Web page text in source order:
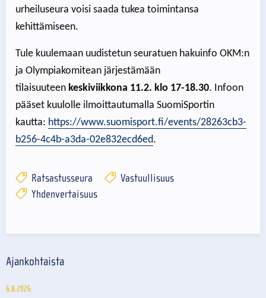
urheiluseura voisi saada tukea toimintansa
kehittämiseen.
Tule kuulemaan uudistetun seuratuen hakuinfo OKM:n
ja Olympiakomitean järjestämään
tilaisuuteen keskiviikkona 11.2. klo 17-18.30. Infoon
pääset kuulolle ilmoittautumalla SuomiSportin
kautta: https://www.suomisport.fi/events/28263cb3-
b256-4c4b-a3da-02e832ecd6ed.
Ratsastusseura
Vastuullisuus
Yhdenvertaisuus
Ajankohtaista
6.8.2026